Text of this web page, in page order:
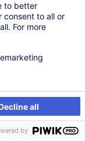
mesure
to better
consent to all or
For more
all
by